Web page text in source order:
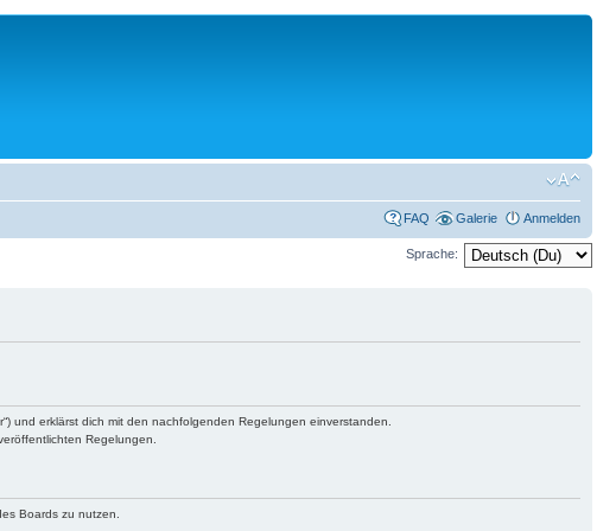
FAQ Galerie Anmelden
Sprache:
und erklärst dich mit den nachfolgenden Regelungen einverstanden.
Regelungen.
Boards zu nutzen.